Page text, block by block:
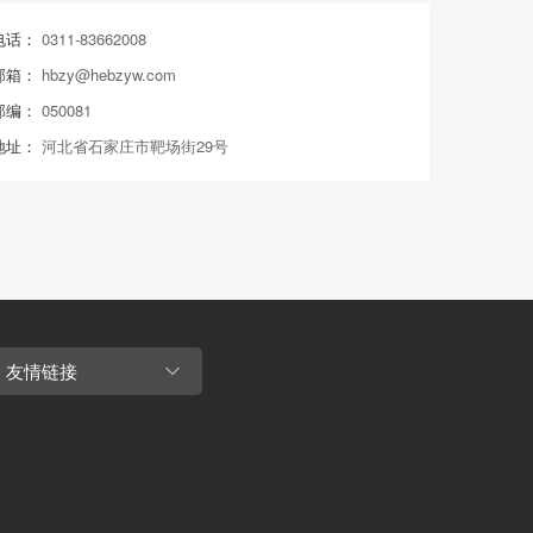
话： 0311-83662008
箱： hbzy@hebzyw.com
编： 050081
址： 河北省石家庄市靶场街29号
友情链接